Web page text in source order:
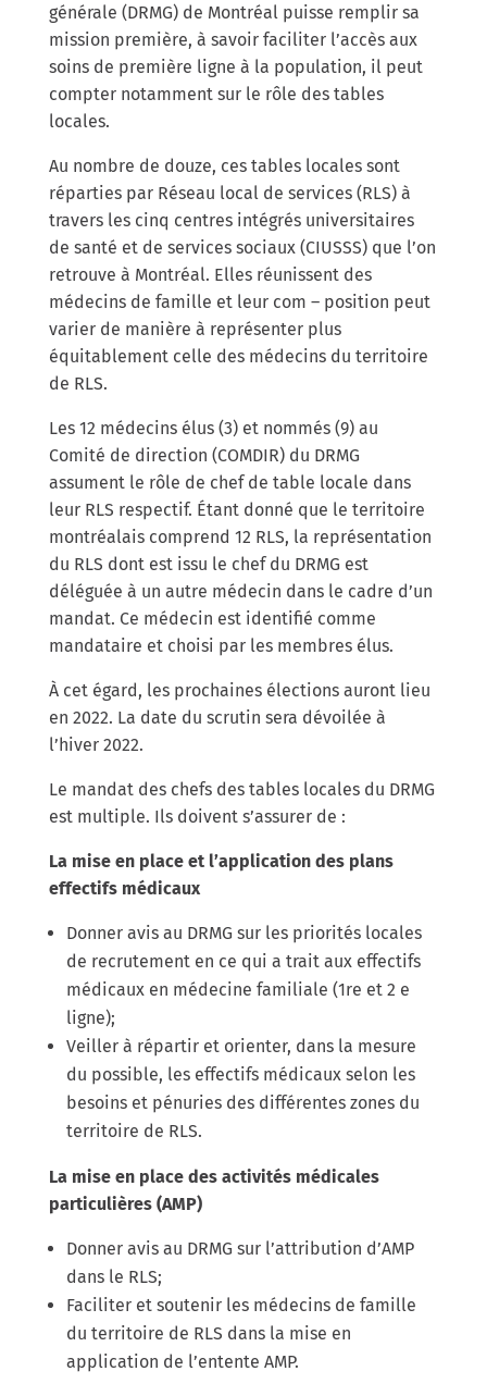
générale (DRMG) de Montréal puisse remplir sa
mission première, à savoir faciliter l’accès aux
soins de première ligne à la population, il peut
compter notamment sur le rôle des tables
locales.
Au nombre de douze, ces tables locales sont
réparties par Réseau local de services (RLS) à
travers les cinq centres intégrés universitaires
de santé et de services sociaux (CIUSSS) que l’on
retrouve à Montréal. Elles réunissent des
médecins de famille et leur com – position peut
varier de manière à représenter plus
équitablement celle des médecins du territoire
de RLS.
Les 12 médecins élus (3) et nommés (9) au
Comité de direction (COMDIR) du DRMG
assument le rôle de chef de table locale dans
leur RLS respectif. Étant donné que le territoire
montréalais comprend 12 RLS, la représentation
du RLS dont est issu le chef du DRMG est
déléguée à un autre médecin dans le cadre d’un
mandat. Ce médecin est identifié comme
mandataire et choisi par les membres élus.
À cet égard, les prochaines élections auront lieu
en 2022. La date du scrutin sera dévoilée à
l’hiver 2022.
Le mandat des chefs des tables locales du DRMG
est multiple. Ils doivent s’assurer de :
La mise en place et l’application des plans
effectifs médicaux
Donner avis au DRMG sur les priorités locales
de recrutement en ce qui a trait aux effectifs
médicaux en médecine familiale (1re et 2 e
ligne);
Veiller à répartir et orienter, dans la mesure
du possible, les effectifs médicaux selon les
besoins et pénuries des différentes zones du
territoire de RLS.
La mise en place des activités médicales
particulières (AMP)
Donner avis au DRMG sur l’attribution d’AMP
dans le RLS;
Faciliter et soutenir les médecins de famille
du territoire de RLS dans la mise en
application de l’entente AMP.